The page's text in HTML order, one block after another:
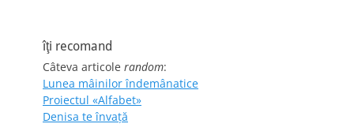
îţi recomand
Câteva articole random:
Lunea mâinilor îndemânatice
Proiectul «Alfabet»
Denisa te învaţă